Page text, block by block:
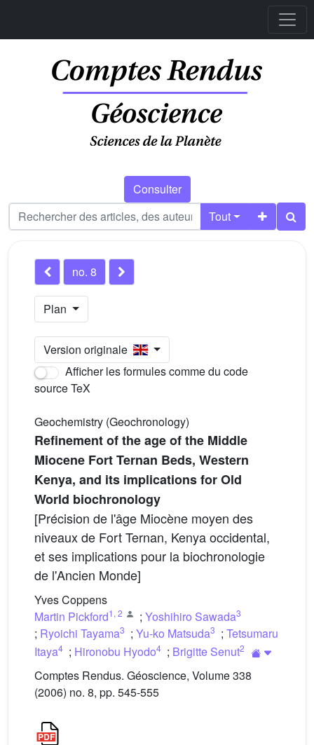
Consulter
Tout
no. 8
Plan
Version originale
Afficher les formules comme du code
source TeX
Geochemistry (Geochronology)
Refinement of the age of the Middle
Miocene Fort Ternan Beds, Western
Kenya, and its implications for Old
World biochronology
[Précision de l'âge Miocène moyen des
niveaux de Fort Ternan, Kenya occidental,
et ses implications pour la biochronologie
de l'Ancien Monde]
Yves Coppens
Martin Pickford1 , 2 ; Yoshihiro Sawada3
; Ryoichi Tayama3 ; Yu-ko Matsuda3 ; Tetsumaru
Itaya4 ; Hironobu Hyodo4 ; Brigitte Senut2
Comptes Rendus. Géoscience, Volume 338
(2006) no. 8, pp. 545-555